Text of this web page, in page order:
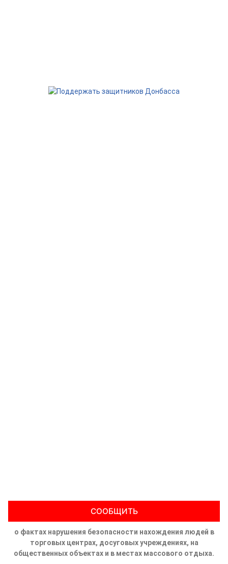
СООБЩИТЬ
о фактах нарушения безопасности нахождения людей в
торговых центрах, досуговых учреждениях, на
общественных объектах и в местах массового отдыха.